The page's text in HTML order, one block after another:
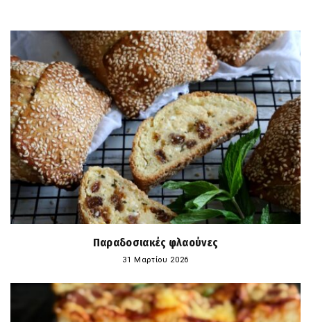
Παραδοσιακές φλαούνες
31 Μαρτίου 2026